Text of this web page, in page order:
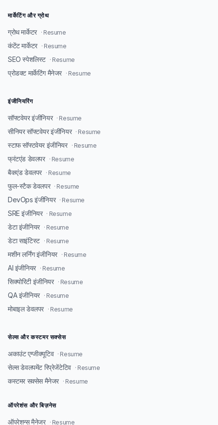
मार्केटिंग और ग्रोथ
ग्रोथ मार्केटर · Resume
कंटेंट मार्केटर · Resume
SEO स्पेशलिस्ट · Resume
प्रोडक्ट मार्केटिंग मैनेजर · Resume
इंजीनियरिंग
सॉफ्टवेयर इंजीनियर · Resume
सीनियर सॉफ्टवेयर इंजीनियर · Resume
स्टाफ सॉफ्टवेयर इंजीनियर · Resume
फ्रंटएंड डेवलपर · Resume
बैकएंड डेवलपर · Resume
फुल-स्टैक डेवलपर · Resume
DevOps इंजीनियर · Resume
SRE इंजीनियर · Resume
डेटा इंजीनियर · Resume
डेटा साइंटिस्ट · Resume
मशीन लर्निंग इंजीनियर · Resume
AI इंजीनियर · Resume
सिक्योरिटी इंजीनियर · Resume
QA इंजीनियर · Resume
मोबाइल डेवलपर · Resume
सेल्स और कस्टमर सक्सेस
अकाउंट एग्जीक्यूटिव · Resume
सेल्स डेवलपमेंट रिप्रेजेंटेटिव · Resume
कस्टमर सक्सेस मैनेजर · Resume
ऑपरेशंस और बिज़नेस
ऑपरेशन्स मैनेजर · Resume